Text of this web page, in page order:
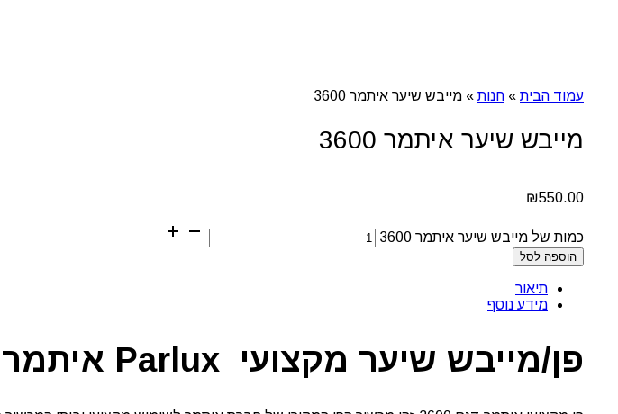
עמוד הבית » חנות » מייבש שיער איתמר 3600
מייבש שיער איתמר 3600
₪550.00
כמות של מייבש שיער איתמר 3600
הוספה לסל
תיאור
מידע נוסף
פן/מייבש שיער מקצועי Parlux איתמר 3600